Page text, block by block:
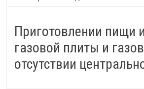
Приготовлении пищи
газовой плиты и
отсутствии